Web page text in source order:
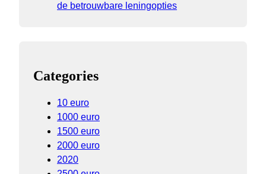
de betrouwbare leningopties
Categories
10 euro
1000 euro
1500 euro
2000 euro
2020